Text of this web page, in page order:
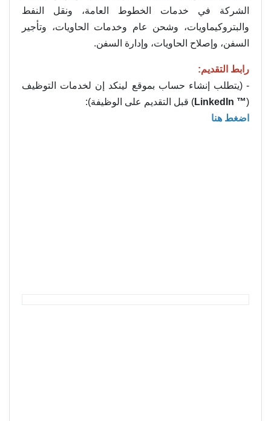
الشركة في خدمات الخطوط العامة، ونقل النفط
والبتروكيماويات، وشحن عام وخدمات الحاويات، وتأجير
السفن، وإصلاح الحاويات، وإدارة السفن.
رابط التقديم:
- (يتطلب إنشاء حساب بموقع لينكد إن لخدمات التوظيف
(
™ LinkedIn
) قبل التقديم على الوظيفة):
اضغط هنا